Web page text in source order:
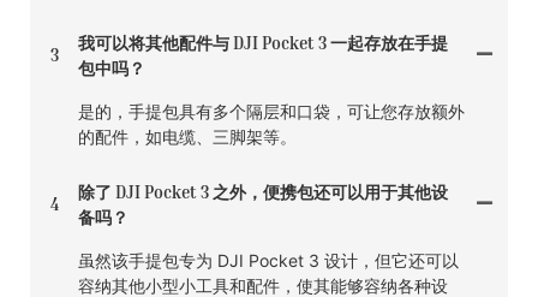
3
我可以将其他配件与 DJI Pocket 3 一起存放在手提
包中吗？
是的，手提包具有多个隔层和口袋，可让您存放额外
的配件，如电缆、三脚架等。
4
除了 DJI Pocket 3 之外，便携包还可以用于其他设
备吗？
虽然该手提包专为 DJI Pocket 3 设计，但它还可以
容纳其他小型小工具和配件，使其能够容纳各种设